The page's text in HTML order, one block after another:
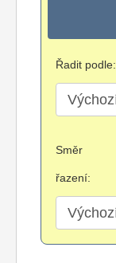
Řadit podle:
Směr
řazení: